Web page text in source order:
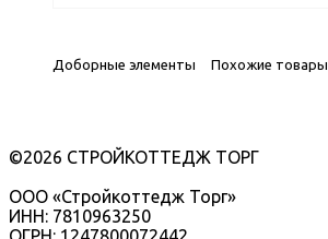
Доборные элементы Похожие товары
©2026 СТРОЙКОТТЕДЖ ТОРГ
ООО «Стройкоттедж Торг»
ИНН: 7810963250